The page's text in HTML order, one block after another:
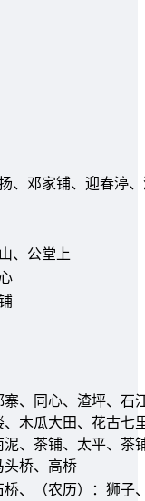
、邓家铺、迎春渟
、公堂上
、同心、渣坪、石
木瓜大田、花古七
、茶铺、太平、茶
头桥、高桥
、（农历）：狮子